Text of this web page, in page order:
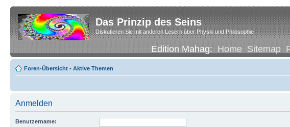
Das Prinzip des Seins
Diskutieren Sie mit anderen Lesern über Physik und Philosophie
Edition Mahag:Home Sitemap
Foren-Übersicht • Aktive Themen
Anmelden
Benutzername: